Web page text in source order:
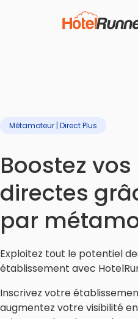
Métamoteur | Direct Plus
Boostez
directes
par
Exploitez tout le potentiel
établissement avec
Inscrivez votre
augmentez votre visibilité